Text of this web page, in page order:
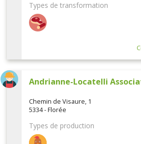
Types de transformation
Andrianne-Locatelli
Chemin de Visaure, 1
5334 - Florée
Types de production